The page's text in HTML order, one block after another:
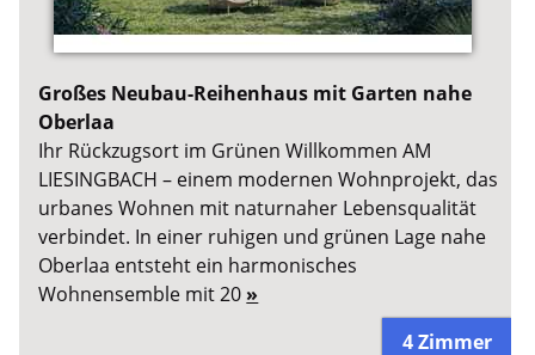
Großes Neubau-Reihenhaus mit Garten nahe
Oberlaa
Ihr Rückzugsort im Grünen Willkommen AM
LIESINGBACH – einem modernen Wohnprojekt, das
urbanes Wohnen mit naturnaher Lebensqualität
verbindet. In einer ruhigen und grünen Lage nahe
Oberlaa entsteht ein harmonisches
Wohnensemble mit 20 »
4 Zimmer